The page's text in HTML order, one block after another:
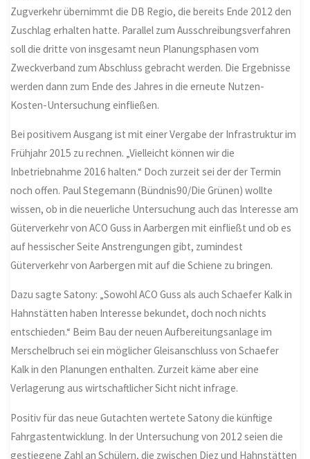
Zugverkehr übernimmt die DB Regio, die bereits Ende 2012 den
Zuschlag erhalten hatte. Parallel zum Ausschreibungsverfahren
soll die dritte von insgesamt neun Planungsphasen vom
Zweckverband zum Abschluss gebracht werden. Die Ergebnisse
werden dann zum Ende des Jahres in die erneute Nutzen-
Kosten-Untersuchung einfließen.
Bei positivem Ausgang ist mit einer Vergabe der Infrastruktur im
Frühjahr 2015 zu rechnen. „Vielleicht können wir die
Inbetriebnahme 2016 halten.“ Doch zurzeit sei der der Termin
noch offen. Paul Stegemann (Bündnis90/Die Grünen) wollte
wissen, ob in die neuerliche Untersuchung auch das Interesse am
Güterverkehr von ACO Guss in Aarbergen mit einfließt und ob es
auf hessischer Seite Anstrengungen gibt, zumindest
Güterverkehr von Aarbergen mit auf die Schiene zu bringen.
Dazu sagte Satony: „Sowohl ACO Guss als auch Schaefer Kalk in
Hahnstätten haben Interesse bekundet, doch noch nichts
entschieden.“ Beim Bau der neuen Aufbereitungsanlage im
Merschelbruch sei ein möglicher Gleisanschluss von Schaefer
Kalk in den Planungen enthalten. Zurzeit käme aber eine
Verlagerung aus wirtschaftlicher Sicht nicht infrage.
Positiv für das neue Gutachten wertete Satony die künftige
Fahrgastentwicklung. In der Untersuchung von 2012 seien die
gestiegene Zahl an Schülern, die zwischen Diez und Hahnstätten